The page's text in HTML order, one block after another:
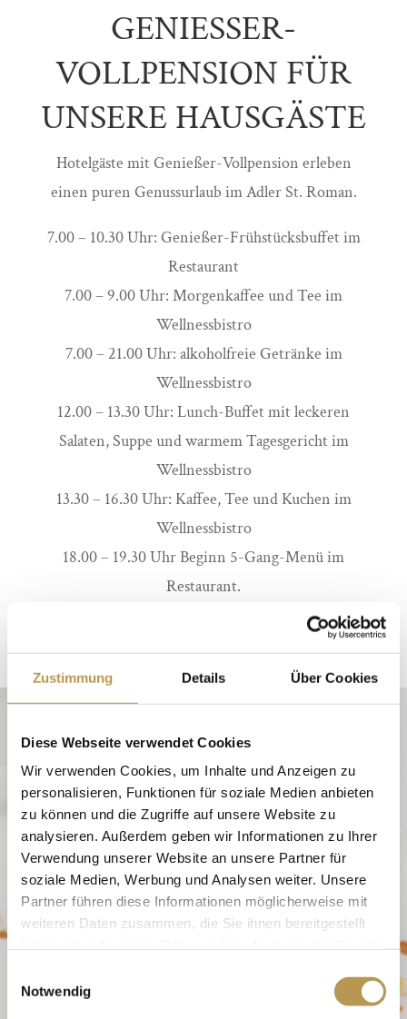
Zustimmung Details Über Cookies
Diese Webseite verwendet Cookies
Wir verwenden Cookies, um Inhalte und Anzeigen zu
personalisieren, Funktionen für soziale Medien anbieten
zu können und die Zugriffe auf unsere Website zu
analysieren. Außerdem geben wir Informationen zu Ihrer
Verwendung unserer Website an unsere Partner für
soziale Medien, Werbung und Analysen weiter. Unsere
Partner führen diese Informationen möglicherweise mit
weiteren Daten zusammen, die Sie ihnen bereitgestellt
Notwendig
GENIESSER-
VOLLPENSION FÜR
UNSERE HAUSGÄSTE
Hotelgäste mit Genießer-Vollpension erleben
einen puren Genussurlaub im Adler St. Roman.
7.00 – 10.30 Uhr: Genießer-Frühstücksbuffet im
Restaurant
7.00 – 9.00 Uhr: Morgenkaffee und Tee im
Wellnessbistro
7.00 – 21.00 Uhr: alkoholfreie Getränke im
Wellnessbistro
12.00 – 13.30 Uhr: Lunch-Buffet mit leckeren
Salaten, Suppe und warmem Tagesgericht im
Wellnessbistro
13.30 – 16.30 Uhr: Kaffee, Tee und Kuchen im
Wellnessbistro
18.00 – 19.30 Uhr Beginn 5-Gang-Menü im
Restaurant.
Kinder können abends à la carte bestellen. Dies